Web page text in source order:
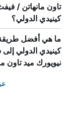
تاون مانهاتن /
كينيدي الدولي؟
ما هي أفضل
كينيدي الدولي
نيويورك ميد تاون